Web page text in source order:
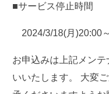
■サービス停止時間
2024/3/18(月)20:00
お申込みは上記メン
いいたします。 大変